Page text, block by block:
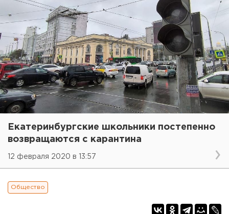
Екатеринбургские школьники постепенно
возвращаются с карантина
12 февраля 2020 в 13:57
Общество